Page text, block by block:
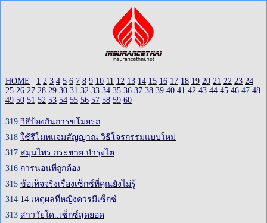
HOME 1 2 3 4 5 6 7 8 9 10 11 12 13 14 15 16 17 18 19 20 21 22 23 24
25 26 27 28 29 30 31 32 33 34 35 36 37 38 39 40 41 42 43 44 45 46 47 48
49 50 51 52 53 54 55 56 57 58 59 60
319 วิธีป้องกันการขโมยรถ
318 ใช้รีโมทแจมสัญญาณ วิธีโจรกรรมแบบใหม่
317 สมุนไพร กระชาย บำรุงไต
316 การนอนที่ถูกต้อง
315 ข้อเท็จจริงเรื่องเซ็กซ์ที่คุณยังไม่รู้
314 14 เหตุผลที่หญิงควรมีเซ็กซ์
313 สาววัยใด..เซ็กซ์สุดยอด